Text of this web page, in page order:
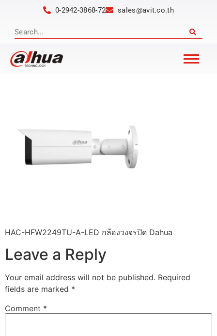
0-2942-3868-72 sales@avit.co.th
HAC-HFW2249TU-A-LED กล้องวงจรปิด Dahua
Leave a Reply
Your email address will not be published. Required
fields are marked *
Comment *